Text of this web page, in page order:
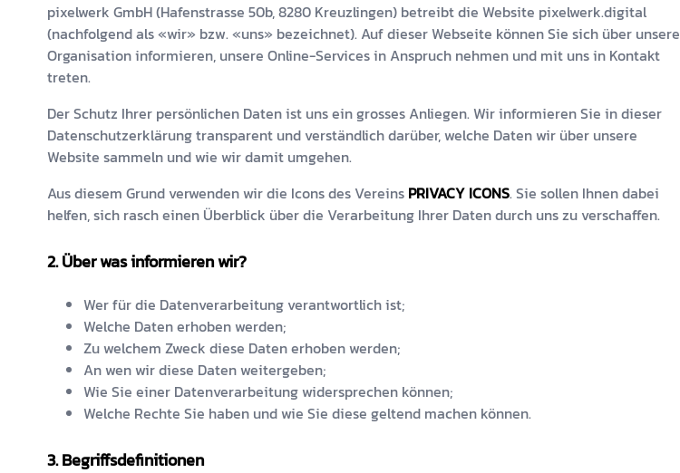
pixelwerk GmbH(Hafenstrasse 50b,8280 Kreuzlingen) betreibt die Website pixelwerk.digital
(nachfolgend als «wir» bzw. «uns» bezeichnet). Auf dieser Webseite können Sie sich über unsere
Organisation informieren, unsere Online-Services in Anspruch nehmen und mit uns in Kontakt
treten.
Der Schutz Ihrer persönlichen Daten ist uns ein grosses Anliegen. Wir informieren Sie in dieser
Datenschutzerklärung transparent und verständlich darüber, welche Daten wir über unsere
Website sammeln und wie wir damit umgehen.
Aus diesem Grund verwenden wir die Icons des Vereins PRIVACY ICONS. Sie sollen Ihnen dabei
helfen, sich rasch einen Überblick über die Verarbeitung Ihrer Daten durch uns zu verschaffen.
Über was informieren wir?
Wer für die Datenverarbeitung verantwortlich ist;
Welche Daten erhoben werden;
Zu welchem Zweck diese Daten erhoben werden;
An wen wir diese Daten weitergeben;
Wie Sie einer Datenverarbeitung widersprechen können;
Welche Rechte Sie haben und wie Sie diese geltend machen können.
Begriffsdefinitionen